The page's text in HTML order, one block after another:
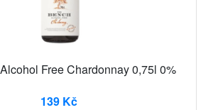
Free Chardonnay 0,75l 0%
139 Kč